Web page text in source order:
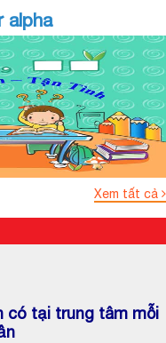
alpha
Xem tất cả
có tại trung tâm mỗi